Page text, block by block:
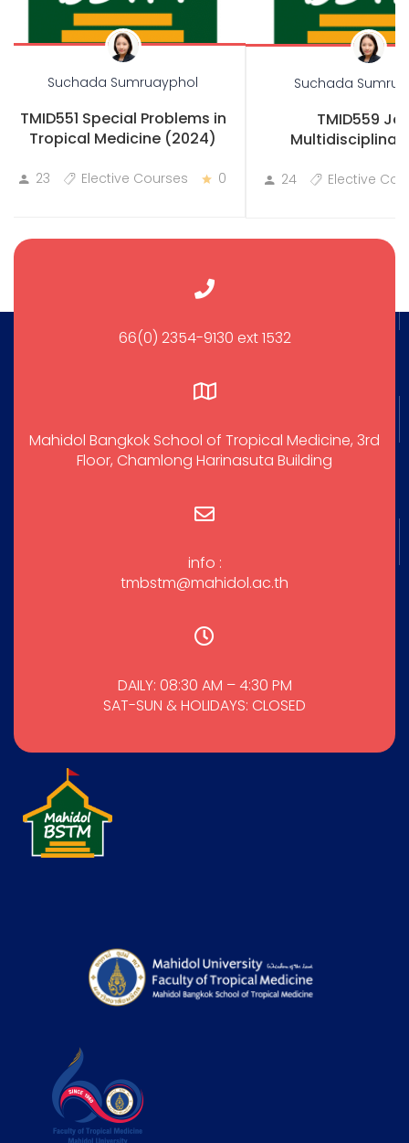
Suchada Sumruayphol
TMID551 Special Problems in
Tropical Medicine (2024)
23 Elective Courses 0
Suchada
TMID559
24 Elective
66(0) 2354-9130 ext 1532
Mahidol Bangkok School of Tropical Medicine, 3rd
Floor, Chamlong Harinasuta Building
info :
tmbstm@mahidol.ac.th
DAILY: 08:30 AM – 4:30 PM
SAT-SUN & HOLIDAYS: CLOSED